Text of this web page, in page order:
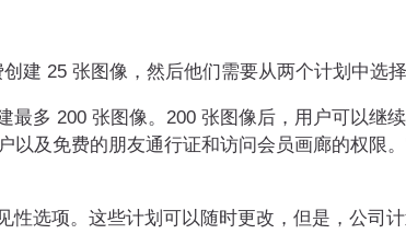
25 张图像，然后他们需要从两个计划中选择
200 张图像。200 张图像后，用户可以继
及免费的朋友通行证和访问会员画廊的权限
项。这些计划可以随时更改，但是，公司计